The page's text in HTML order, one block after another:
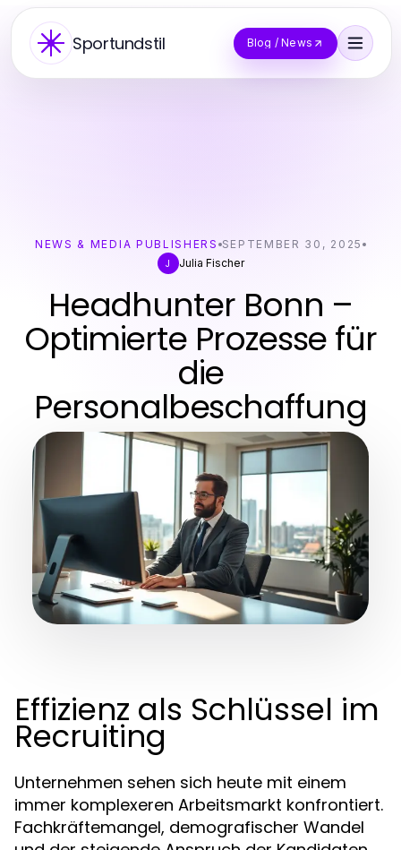
Sportundstil Blog / News
NEWS & MEDIA PUBLISHERS SEPTEMBER 30, 2025
J
Julia Fischer
Headhunter Bonn –
Optimierte Prozesse für
die
Personalbeschaffung
Effizienz als Schlüssel im
Recruiting
Unternehmen sehen sich heute mit einem
immer komplexeren Arbeitsmarkt konfrontiert.
Fachkräftemangel, demografischer Wandel